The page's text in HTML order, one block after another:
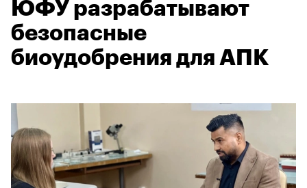
ЮФУ разрабатывают
безопасные
биоудобрения для АПК